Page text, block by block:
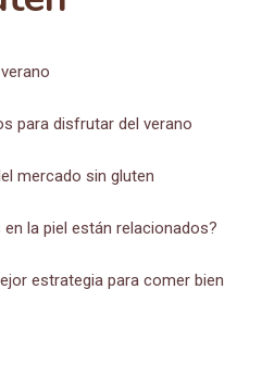
para disfrutar del verano
mercado sin gluten
la piel están relacionados?
estrategia para comer bien